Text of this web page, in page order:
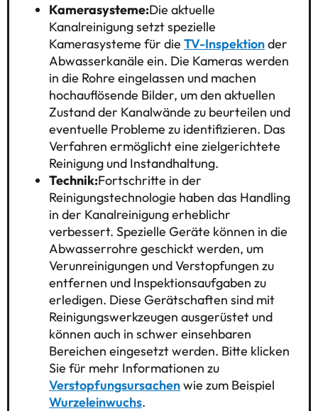
Kamerasysteme:Die aktuelle
Kanalreinigung setzt spezielle
Kamerasysteme für die TV-Inspektionder
Abwasserkanäle ein. Die Kameras werden
in die Rohre eingelassen und machen
hochauflösende Bilder, um den aktuellen
Zustand der Kanalwände zu beurteilen und
eventuelle Probleme zu identifizieren. Das
Verfahren ermöglicht eine zielgerichtete
Reinigung und Instandhaltung.
Technik:Fortschritte in der
Reinigungstechnologie haben das Handling
in der Kanalreinigung erheblichr
verbessert. Spezielle Geräte können in die
Abwasserrohre geschickt werden, um
Verunreinigungen und Verstopfungen zu
entfernen und Inspektionsaufgaben zu
erledigen. Diese Gerätschaften sind mit
Reinigungswerkzeugen ausgerüstet und
können auch in schwer einsehbaren
Bereichen eingesetzt werden. Bitte klicken
Sie für mehr Informationen zu
Verstopfungsursachenwie zum Beispiel
Wurzeleinwuchs.